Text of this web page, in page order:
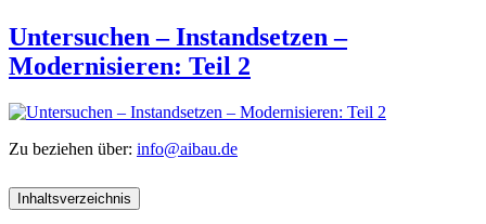
Untersuchen – Instandsetzen –
Modernisieren: Teil 2
Zu beziehen über: info@aibau.de
Inhaltsverzeichnis